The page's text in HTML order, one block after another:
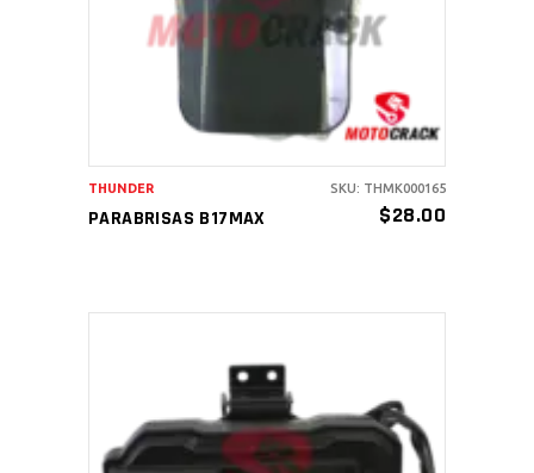
PARABRISAS B17MAX $28.00
THUNDER SKU: THMK000165